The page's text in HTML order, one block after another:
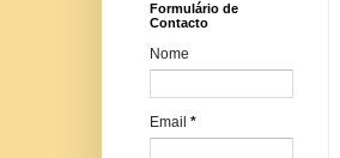
Formulário de
Contacto
Nome
Email *